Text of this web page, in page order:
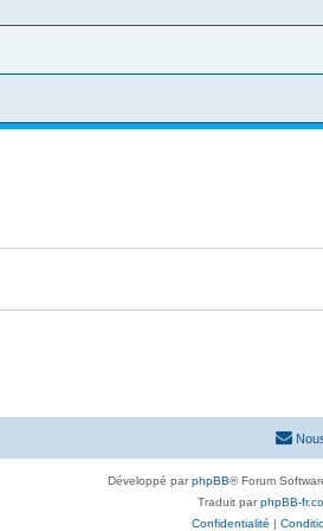
Développé parphpBB® Forum
Traduit parphpBB-
Confidentialité |